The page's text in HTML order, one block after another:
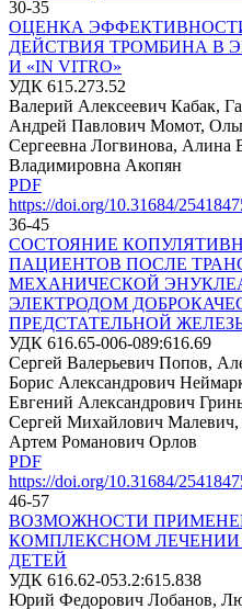
30-35
ОЦЕНКА
ДЕЙСТВИЯ ТРОМБИНА В
И «IN VITRO»
УДК 615.273.52
Валерий Алексеевич Кабак,
Андрей Павлович Момот,
Сергеевна Логвинова, Алина
Владимировна Акопян
PDF
https://doi.org/10.31684/
36-45
СОСТОЯНИЕ
ПАЦИЕНТОВ ПОСЛЕ
МЕХАНИЧЕСКОЙ
ЭЛЕКТРОДОМ
ПРЕДСТАТЕЛЬНОЙ
УДК 616.65-006-089:616.69
Сергей Валерьевич Попов,
Борис Александрович
Евгений Александрович
Сергей Михайлович
Артем Романович Орлов
PDF
https://doi.org/10.31684/
46-57
ВОЗМОЖНОСТИ
КОМПЛЕКСНОМ ЛЕЧЕНИИ
ДЕТЕЙ
УДК 616.62-053.2:615.838
Юрий Федорович Лобанов,